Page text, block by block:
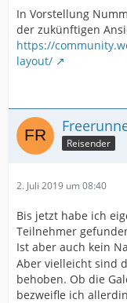
In Vorstellung
der zukünftigen
https://
layout/
Reisender
2. Juli 2019 um 08:40
Bis jetzt habe ich
Teilnehmer
Ist aber auch kein
Aber vielleicht sind
behoben. Ob die
bezweifle ich